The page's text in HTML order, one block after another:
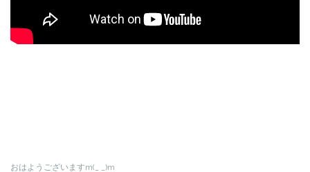
おはようございますm(_ _)m